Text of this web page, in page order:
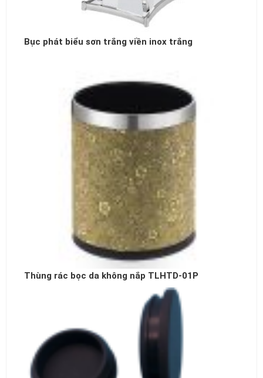
Bục phát biểu sơn trắng viền inox trắng
Thùng rác bọc da không nắp TLHTD-01P